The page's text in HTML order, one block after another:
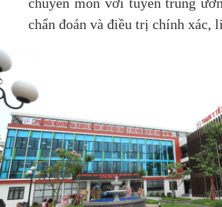
chuyên môn với tuyến trung
chẩn đoán và điều trị chính xác,